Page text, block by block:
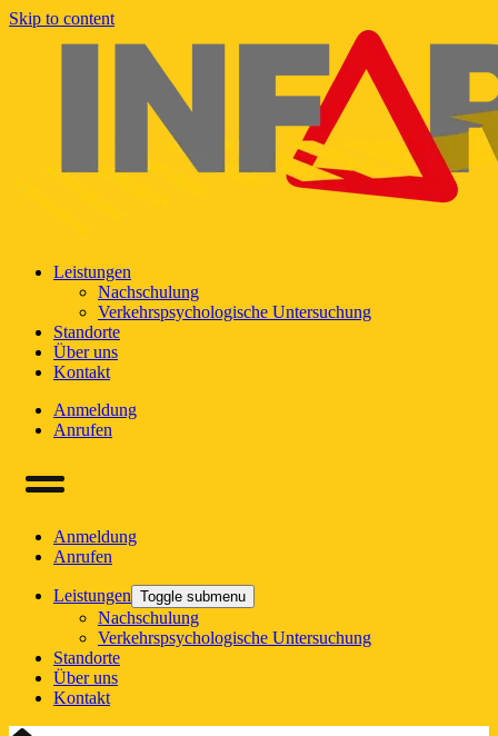
Skip to content
Leistungen
Nachschulung
Verkehrspsychologische Untersuchung
Standorte
Über uns
Kontakt
Anmeldung
Anrufen
Anmeldung
Anrufen
Leistungen Toggle submenu
Nachschulung
Verkehrspsychologische Untersuchung
Standorte
Über uns
Kontakt